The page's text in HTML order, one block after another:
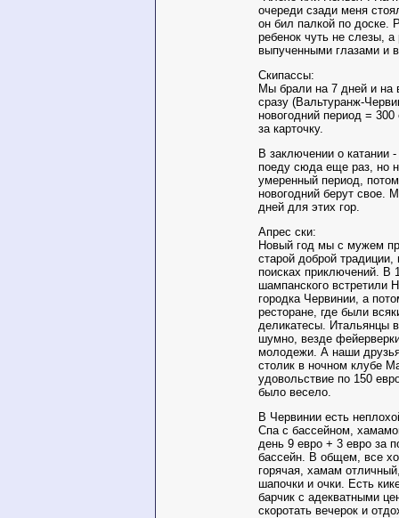
очереди сзади меня
он бил палкой по доске.
ребенок чуть не слезы, а
выпученными глазами и
Скипассы:
Мы брали на 7 дней и на
сразу (Вальтуранж-
новогодний период = 300
за карточку.
В заключении о катании
поеду сюда еще раз, но
умеренный период,
новогодний берут свое.
дней для этих гор.
Апрес ски:
Новый год мы с мужем
старой доброй
поисках приключений. В
шампанского встретили
городка Червинии, а
ресторане, где были
деликатесы. Итальянцы
шумно, везде
молодежи. А наши
столик в ночном клубе
удовольствие по 150
было весело.
В Червинии есть
Спа с бассейном,
день 9 евро + 3 евро за
бассейн. В общем, все
горячая, хамам
шапочки и очки. Есть
барчик с адекватными
скоротать вечерок и